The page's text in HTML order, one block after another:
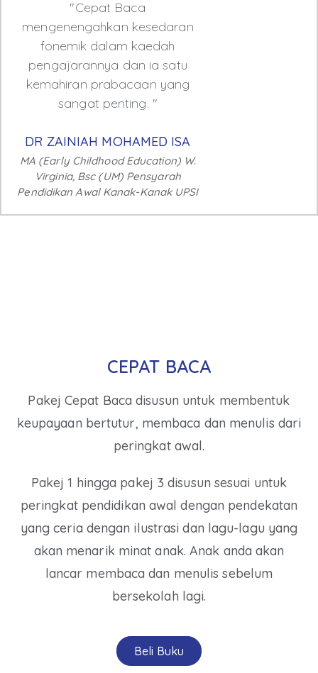
"Cepat Baca
mengenengahkan kesedaran
fonemik dalam kaedah
pengajarannya dan ia satu
kemahiran prabacaan yang
sangat penting. "
DR ZAINIAH MOHAMED ISA
MA (Early Childhood Education) W.
Virginia, Bsc (UM) Pensyarah
Pendidikan Awal Kanak-Kanak UPSI
CEPAT BACA
Pakej Cepat Baca disusun untuk membentuk
keupayaan bertutur, membaca dan menulis dari
peringkat awal.
Pakej 1 hingga pakej 3 disusun sesuai untuk
peringkat pendidikan awal dengan pendekatan
yang ceria dengan ilustrasi dan lagu-lagu yang
akan menarik minat anak. Anak anda akan
lancar membaca dan menulis sebelum
bersekolah lagi.
Beli Buku